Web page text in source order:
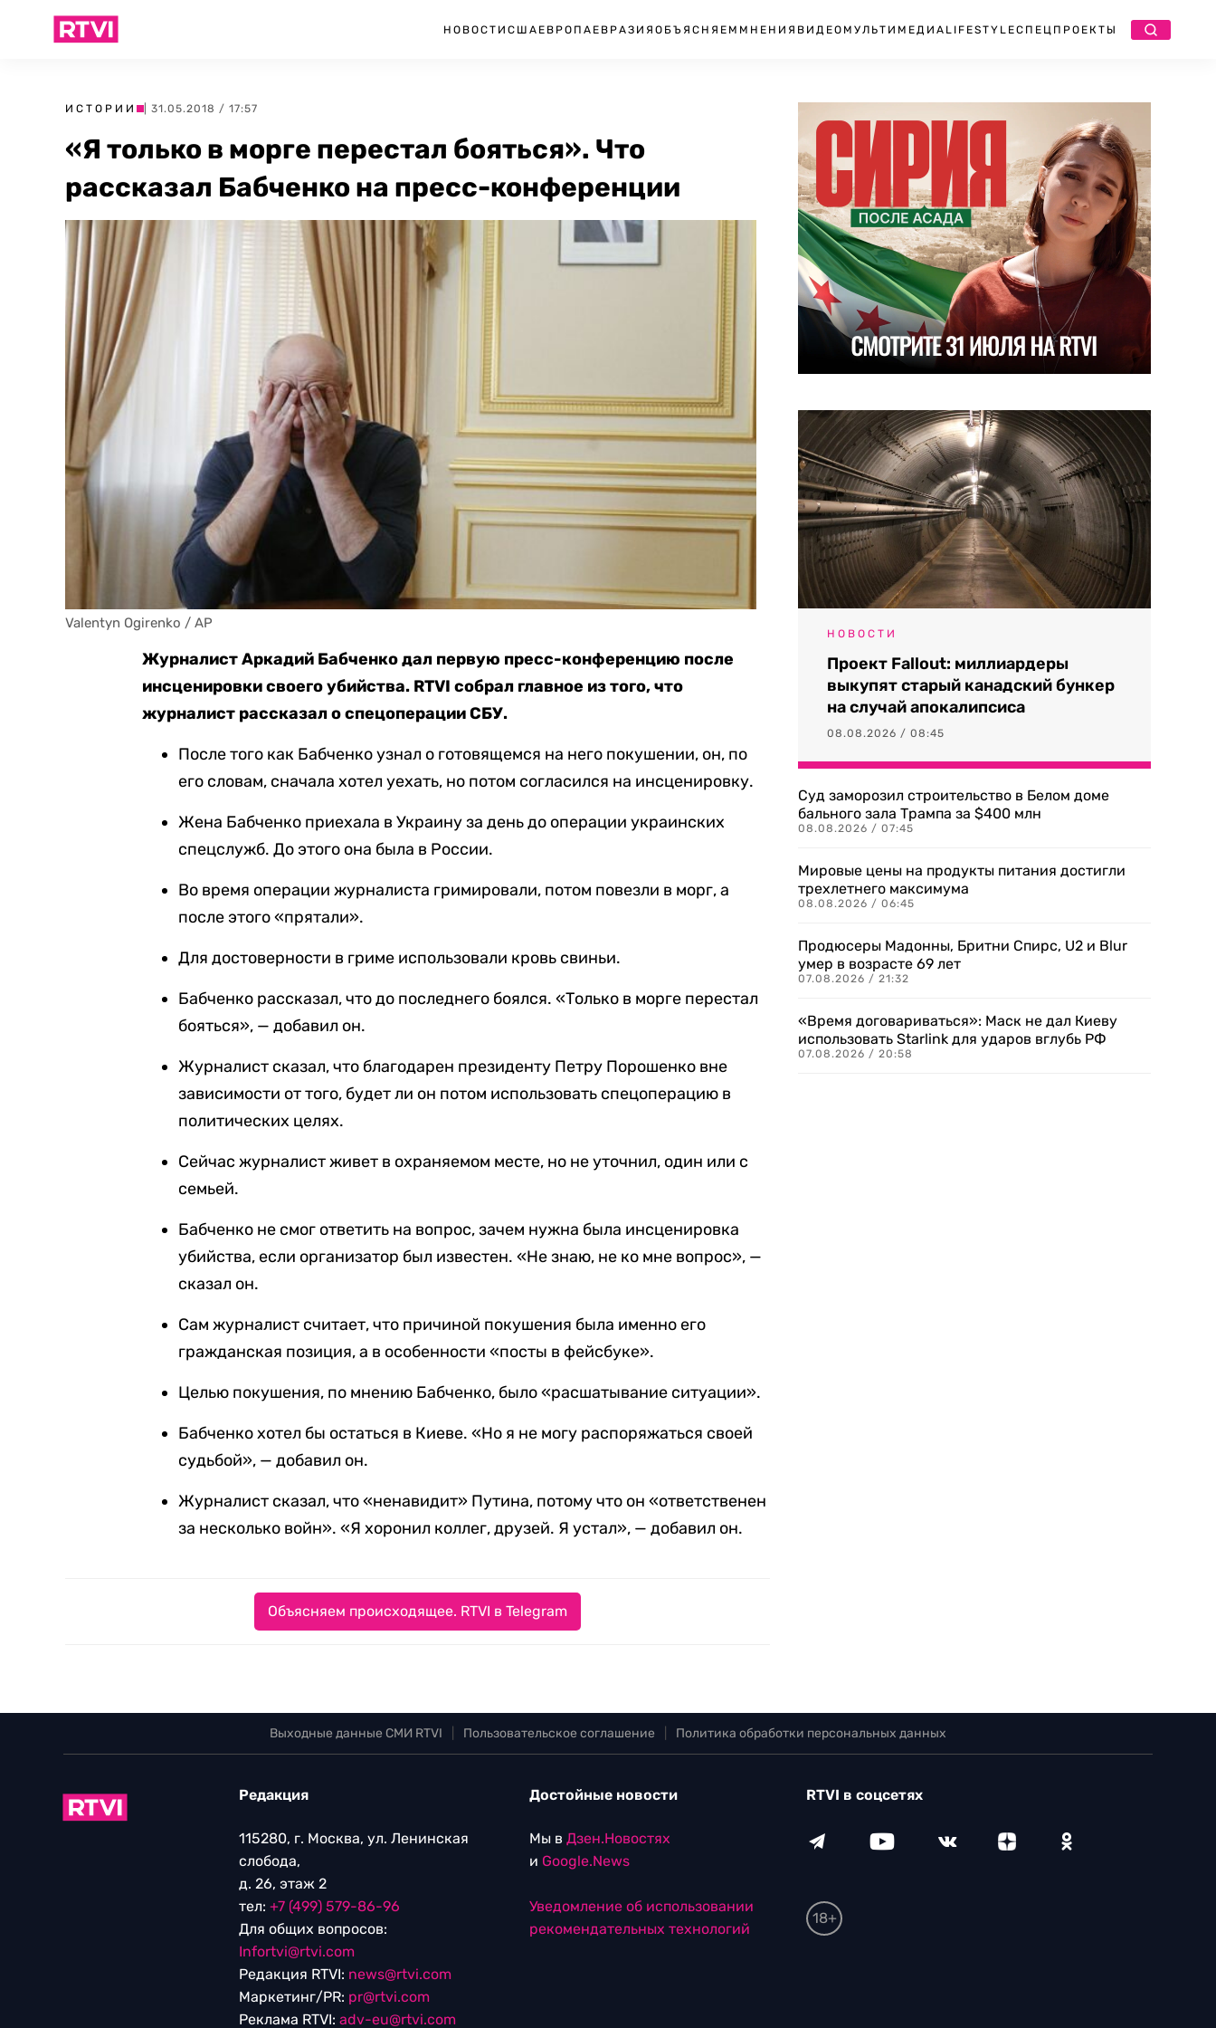
НОВОСТИ США ЕВРОПА ЕВРАЗИЯ ОБЪЯСНЯЕМ МНЕНИЯ ВИДЕО МУЛЬТИМЕДИА LIFESTYLEСПЕЦПРОЕКТЫ
ИСТОРИИ | 31.05.2018 / 17:57
«Я только в морге перестал бояться». Что
рассказал Бабченко на пресс-конференции
Valentyn Ogirenko / AP
Журналист Аркадий Бабченко дал первую пресс-конференцию после
инсценировки своего убийства. RTVI собрал главное из того, что
журналист рассказал о спецоперации СБУ.
После того как Бабченко узнал о готовящемся на него покушении, он, по
его словам, сначала хотел уехать, но потом согласился на инсценировку.
Жена Бабченко приехала в Украину за день до операции украинских
спецслужб. До этого она была в России.
Во время операции журналиста гримировали, потом повезли в морг, а
после этого «прятали».
Для достоверности в гриме использовали кровь свиньи.
Бабченко рассказал, что до последнего боялся. «Только в морге перестал
бояться», — добавил он.
Журналист сказал, что благодарен президенту Петру Порошенко вне
зависимости от того, будет ли он потом использовать спецоперацию в
политических целях.
Сейчас журналист живет в охраняемом месте, но не уточнил, один или с
семьей.
Бабченко не смог ответить на вопрос, зачем нужна была инсценировка
убийства, если организатор был известен. «Не знаю, не ко мне вопрос», —
сказал он.
Сам журналист считает, что причиной покушения была именно его
гражданская позиция, а в особенности «посты в фейсбуке».
Целью покушения, по мнению Бабченко, было «расшатывание ситуации».
Бабченко хотел бы остаться в Киеве. «Но я не могу распоряжаться своей
судьбой», — добавил он.
Журналист сказал, что «ненавидит» Путина, потому что он «ответственен
за несколько войн». «Я хоронил коллег, друзей. Я устал», — добавил он.
Объясняем происходящее. RTVI в Telegram
НОВОСТИ
Проект Fallout: миллиардеры
выкупят старый канадский бункер
на случай апокалипсиса
08.08.2026 / 08:45
Суд заморозил строительство в Белом доме
бального зала Трампа за $400 млн
08.08.2026 / 07:45
Мировые цены на продукты питания достигли
трехлетнего максимума
08.08.2026 / 06:45
Продюсеры Мадонны, Бритни Спирс, U2 и Blur
умер в возрасте 69 лет
07.08.2026 / 21:32
«Время договариваться»: Маск не дал Киеву
использовать Starlink для ударов вглубь РФ
07.08.2026 / 20:58
Выходные данные СМИ RTVI Пользовательское соглашение Политика обработки персональных данных
Редакция
115280, г. Москва, ул. Ленинская
слобода,
д. 26, этаж 2
тел: +7 (499) 579-86-96
Для общих вопросов:
Infortvi@rtvi.com
Редакция RTVI: news@rtvi.com
Маркетинг/PR: pr@rtvi.com
Реклама RTVI: adv-eu@rtvi.com
Достойные новости
Мы в Дзен.Новостях
и Google.News
Уведомление об использовании
рекомендательных технологий
RTVI в соцсетях
18+